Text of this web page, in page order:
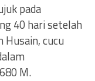
pada
40 hari setelah
cucu
M.